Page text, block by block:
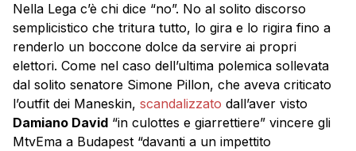
Nella Lega c’è chi dice “no”. No al solito discorso
semplicistico che tritura tutto, lo gira e lo rigira fino a
renderlo un boccone dolce da servire ai propri
elettori. Come nel caso dell’ultima polemica sollevata
dal solito senatore Simone Pillon, che aveva criticato
l’outfit dei Maneskin, scandalizzato dall’aver visto
Damiano David “in culottes e giarrettiere” vincere gli
MtvEma a Budapest “davanti a un impettito